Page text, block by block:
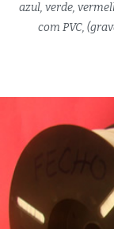
azul, verde,
com PVC,